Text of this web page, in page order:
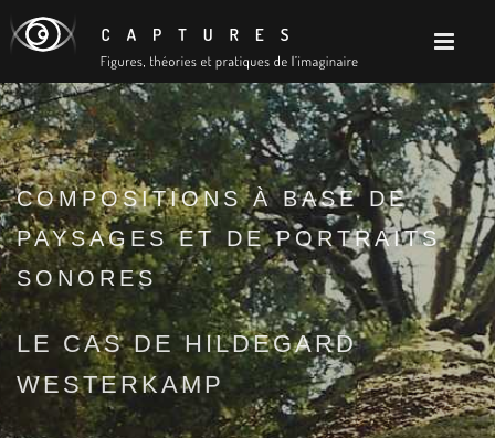
COMPOSITIONS À BASE DE
PAYSAGES ET DE PORTRAITS
SONORES
LE CAS DE HILDEGARD
WESTERKAMP